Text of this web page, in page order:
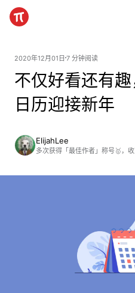
2020年12月01日 7 分钟阅读
不仅好看还有
日历迎接新年
ElijahLee
多次获得「最佳作者」称号🥇，收